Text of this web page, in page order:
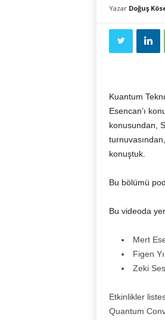
Yazar Doğuş
Kuantum
Esencan’ı
konusundan,
konuştuk.
Bu bölümü
Bu videoda
Mert
Figen
Zeki
Etkinlikler
Quantum